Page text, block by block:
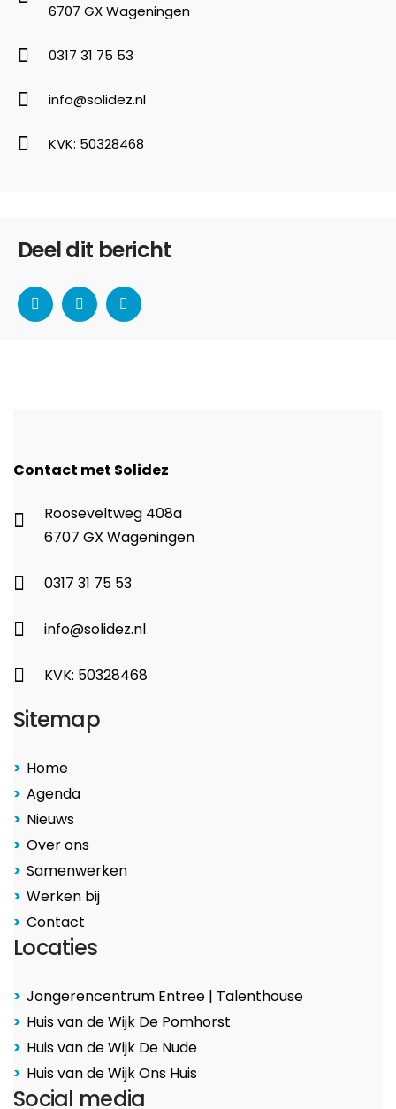
6707 GX Wageningen
0317 31 75 53
info@solidez.nl
KVK: 50328468
Deel dit bericht
Contact met Solidez
Rooseveltweg 408a
6707 GX Wageningen
0317 31 75 53
info@solidez.nl
KVK: 50328468
Sitemap
Home
Agenda
Nieuws
Over ons
Samenwerken
Werken bij
Contact
Locaties
Jongerencentrum Entree | Talenthouse
Huis van de Wijk De Pomhorst
Huis van de Wijk De Nude
Huis van de Wijk Ons Huis
Social media